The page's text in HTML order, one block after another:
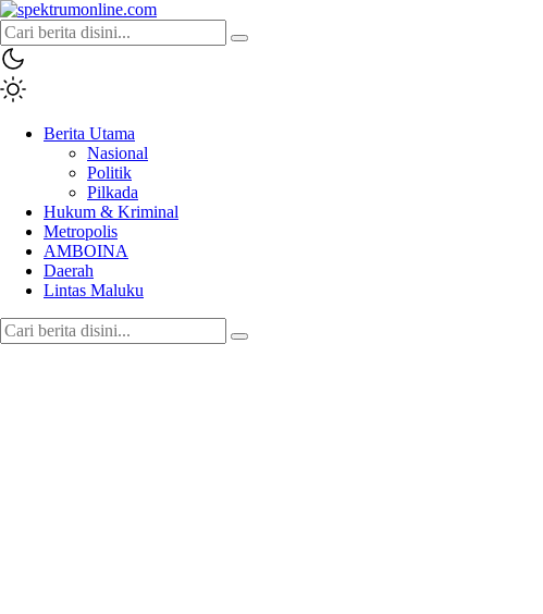
spektrumonline.com
Berita Utama
Nasional
Politik
Pilkada
Hukum & Kriminal
Metropolis
AMBOINA
Daerah
Lintas Maluku